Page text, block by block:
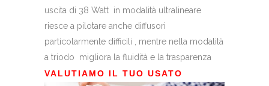
uscita di 38 Watt in modalità ultralineare
riesce a pilotare anche diffusori
particolarmente difficili , mentre nella modalità
a triodo migliora la fluidità e la trasparenza
VALUTIAMO IL TUO USATO